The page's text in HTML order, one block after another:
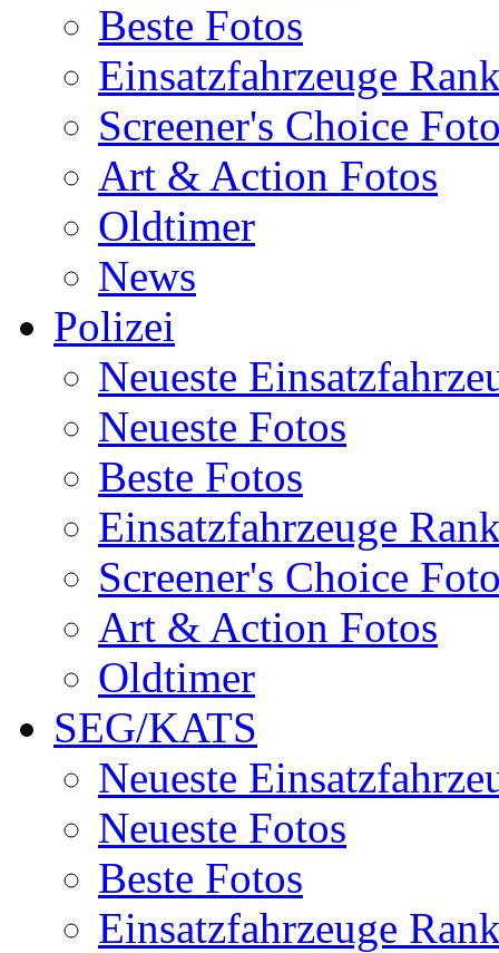
Beste Fotos
Einsatzfahrzeuge
Screener's Choice
Art & Action Fotos
Oldtimer
News
Polizei
Neueste
Neueste Fotos
Beste Fotos
Einsatzfahrzeuge
Screener's Choice
Art & Action Fotos
Oldtimer
SEG/KATS
Neueste
Neueste Fotos
Beste Fotos
Einsatzfahrzeuge